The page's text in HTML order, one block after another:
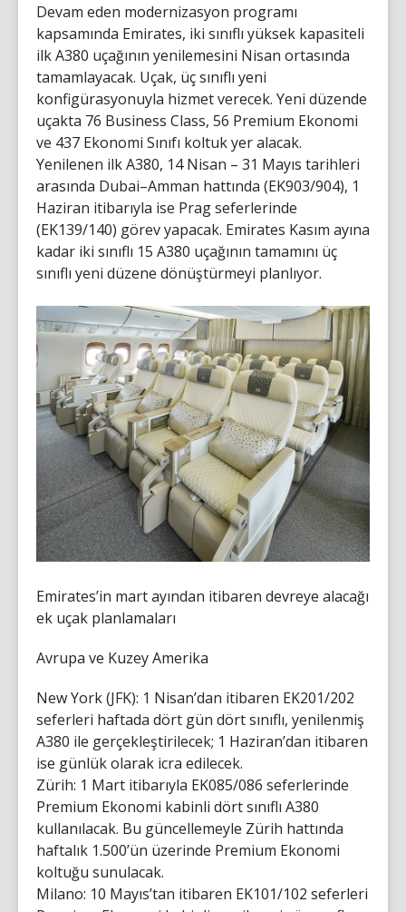
Devam eden modernizasyon programı
kapsamında Emirates, iki sınıflı yüksek kapasiteli
ilk A380 uçağının yenilemesini Nisan ortasında
tamamlayacak. Uçak, üç sınıflı yeni
konfigürasyonuyla hizmet verecek. Yeni düzende
uçakta 76 Business Class, 56 Premium Ekonomi
ve 437 Ekonomi Sınıfı koltuk yer alacak.
Yenilenen ilk A380, 14 Nisan – 31 Mayıs tarihleri
arasında Dubai–Amman hattında (EK903/904), 1
Haziran itibarıyla ise Prag seferlerinde
(EK139/140) görev yapacak. Emirates Kasım ayına
kadar iki sınıflı 15 A380 uçağının tamamını üç
sınıflı yeni düzene dönüştürmeyi planlıyor.
Emirates’in mart ayından itibaren devreye alacağı
ek uçak planlamaları
Avrupa ve Kuzey Amerika
New York (JFK): 1 Nisan’dan itibaren EK201/202
seferleri haftada dört gün dört sınıflı, yenilenmiş
A380 ile gerçekleştirilecek; 1 Haziran’dan itibaren
ise günlük olarak icra edilecek.
Zürih: 1 Mart itibarıyla EK085/086 seferlerinde
Premium Ekonomi kabinli dört sınıflı A380
kullanılacak. Bu güncellemeyle Zürih hattında
haftalık 1.500’ün üzerinde Premium Ekonomi
koltuğu sunulacak.
Milano: 10 Mayıs’tan itibaren EK101/102 seferleri